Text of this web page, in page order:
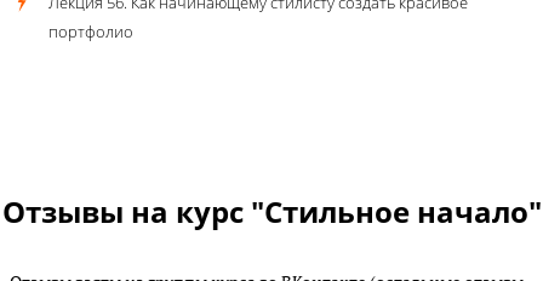
портфолио
Отзывы на курс "Стильное начало"